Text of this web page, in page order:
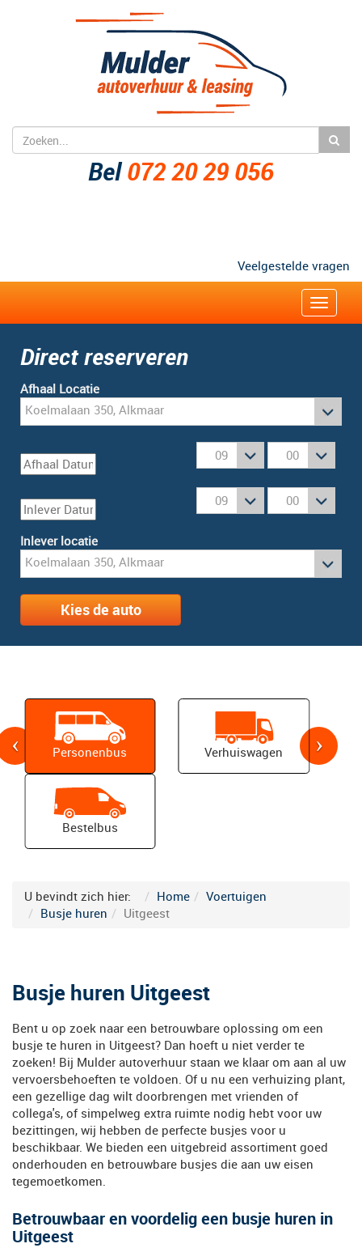
Bel072 20 29 056
Veelgestelde vragen
Toggle
Direct reserveren
Afhaal Locatie
Inlever locatie
Kies de auto
Personenbus Verhuiswagen
Bestelbus
Previous
U bevindt zich hier: Home
Voertuigen
Busje huren
Uitgeest
Busje huren Uitgeest
Bent u op zoek naar een betrouwbare oplossing om een
busje te huren in Uitgeest? Dan hoeft u niet verder te
zoeken! Bij Mulder autoverhuur staan we klaar om aan al uw
vervoersbehoeften te voldoen. Of u nu een verhuizing plant,
een gezellige dag wilt doorbrengen met vrienden of
collega's, of simpelweg extra ruimte nodig hebt voor uw
bezittingen, wij hebben de perfecte busjes voor u
beschikbaar. We bieden een uitgebreid assortiment goed
onderhouden en betrouwbare busjes die aan uw eisen
tegemoetkomen.
Betrouwbaar en voordelig een busje huren in
Uitgeest